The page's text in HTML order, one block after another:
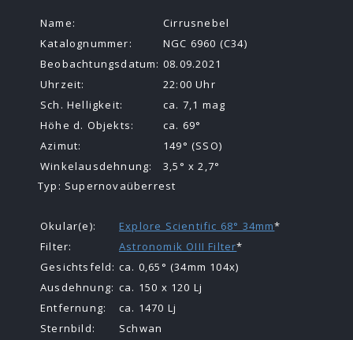
Name:
Cirrusnebel
Katalognummer:
NGC 6960 (C34)
Beobachtungsdatum: 08.09.2021
Uhrzeit:
22:00 Uhr
Sch. Helligkeit:
ca. 7,1 mag
Höhe d. Objekts:
ca. 69°
Azimut:
149° (SSO)
Winkelausdehnung:
3,5° x 2,7°
Typ: Supernovaüberrest
Okular(e): Explore Scientific 68° 34mm*
Filter:
Astronomik OIII Filter*
Gesichtsfeld: ca. 0,65° (34mm 104x)
Ausdehnung: ca. 150 x 120 Lj
Entfernung:
ca. 1470 Lj
Sternbild:
Schwan